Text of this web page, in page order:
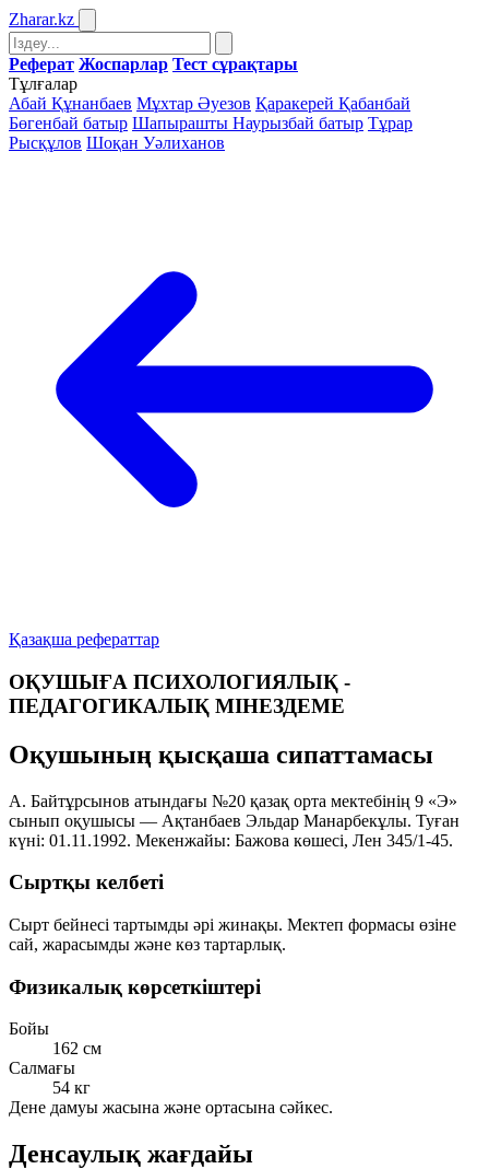
Zharar.kz
Реферат Жоспарлар Тест сұрақтары
Тұлғалар
Абай Құнанбаев Мұхтар Әуезов Қаракерей Қабанбай
Бөгенбай батыр Шапырашты Наурызбай батыр Тұрар
Рысқұлов Шоқан Уәлиханов
Қазақша рефераттар
ОҚУШЫҒА ПСИХОЛОГИЯЛЫҚ -
ПЕДАГОГИКАЛЫҚ МІНЕЗДЕМЕ
Оқушының қысқаша сипаттамасы
А. Байтұрсынов атындағы №20 қазақ орта мектебінің 9 «Э»
сынып оқушысы — Ақтанбаев Эльдар Манарбекұлы. Туған
күні: 01.11.1992. Мекенжайы: Бажова көшесі, Лен 345/1-45.
Сыртқы келбеті
Сырт бейнесі тартымды әрі жинақы. Мектеп формасы өзіне
сай, жарасымды және көз тартарлық.
Физикалық көрсеткіштері
Бойы
162 см
Салмағы
54 кг
Дене дамуы жасына және ортасына сәйкес.
Денсаулық жағдайы